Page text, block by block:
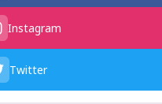
Instagram
Twitter